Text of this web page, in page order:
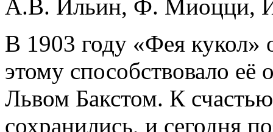
А.В. Ильин, Ф. Миоцци,
В 1903 году «Фея кукол»
этому способствовало
Львом Бакстом. К
сохранились, и сегодня